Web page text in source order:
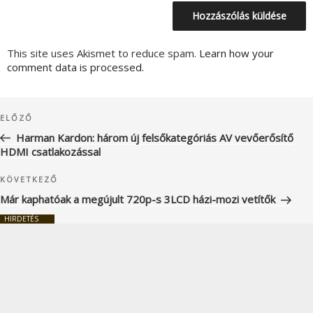
This site uses Akismet to reduce spam. Learn how your
comment data is processed.
navigáció
Korábbi
bejegyzés
ELŐZŐ
Harman Kardon: három új felsőkategóriás AV vevőerősítő
HDMI csatlakozással
Következő
bejegyzés
KÖVETKEZŐ
Már kaphatóak a megújult 720p-s 3LCD házi-mozi vetítők
HIRDETÉS